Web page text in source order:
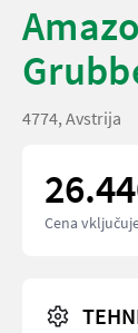
4774, Avstrija
Cena